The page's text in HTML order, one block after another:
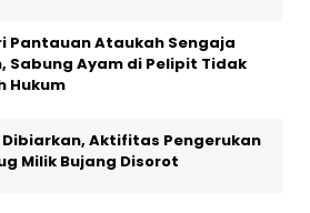
Pantauan Ataukah Sengaja
Sabung Ayam di Pelipit Tidak
Hukum
Dibiarkan, Aktifitas Pengerukan
Milik Bujang Disorot